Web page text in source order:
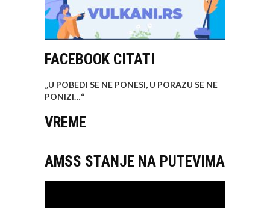
FACEBOOK CITATI
„U POBEDI SE NE PONESI, U PORAZU SE NE
PONIZI…“
VREME
AMSS STANJE NA PUTEVIMA